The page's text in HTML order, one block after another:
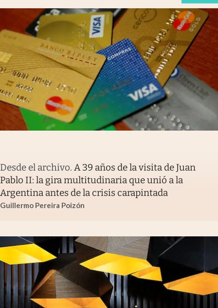
Desde el archivo. A 39 años de la visita de Juan
Pablo II: la gira multitudinaria que unió a la
Argentina antes de la crisis carapintada
Guillermo Pereira Poizón